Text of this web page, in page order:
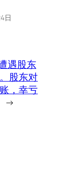
日
遇股东
股东对
，幸亏
→